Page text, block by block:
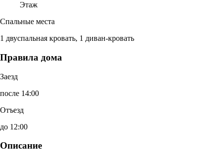
Этаж
Спальные места
1 двуспальная кровать, 1 диван-кровать
Правила дома
Заезд
после 14:00
Отъезд
до 12:00
Описание